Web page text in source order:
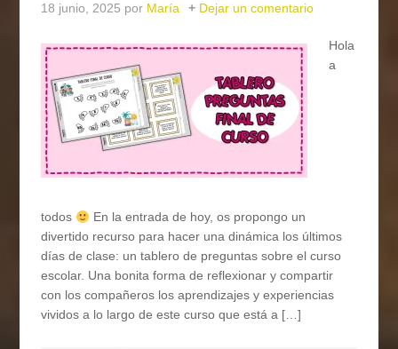
18 junio, 2025 por María Dejar un comentario
Hola
a
todos
En la entrada de hoy, os propongo un
divertido recurso para hacer una dinámica los últimos
días de clase: un tablero de preguntas sobre el curso
escolar. Una bonita forma de reflexionar y compartir
con los compañeros los aprendizajes y experiencias
vividos a lo largo de este curso que está a […]